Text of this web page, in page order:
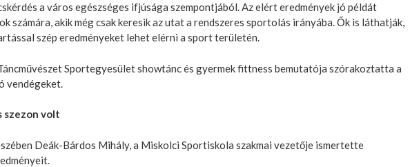
a város egészséges ifjúsága szempontjából. Az elért eredmények jó példát
számára, akik még csak keresik az utat a rendszeres sportolás irányába. Ők is láthatják,
szép eredményeket lehet elérni a sport területén.
Sportegyesület showtánc és gyermek fittness bemutatója szórakoztatta a
vendégeket.
szezon volt
Deák-Bárdos Mihály, a Miskolci Sportiskola szakmai vezetője ismertette